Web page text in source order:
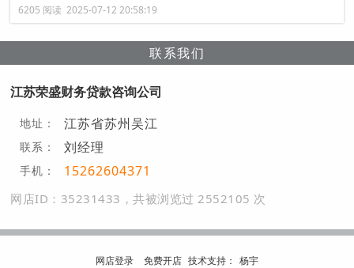
6205 阅读 2025-07-12 20:58:19
联系我们
江苏荣盛财务贷款咨询公司
地址： 江苏省苏州吴江
联系： 刘经理
手机： 15262604371
网店ID：35231433，共被浏览过 2552105 次
网店登录 免费开店 技术支持 ： 杨宇